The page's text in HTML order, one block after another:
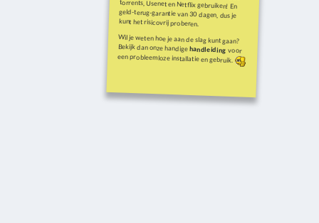
kunt het risicovrij proberen.
Wil je weten hoe je aan de slag kunt gaan?
Bekijk dan onze handigehandleiding voor
een probleemloze installatie en gebruik.